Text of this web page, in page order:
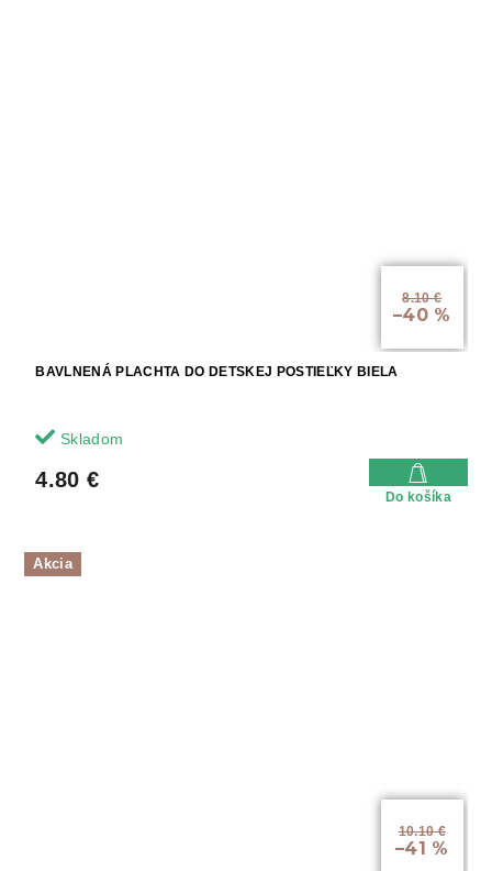
8.10 €
–40 %
BAVLNENÁ PLACHTA DO DETSKEJ POSTIEĽKY BIELA
Skladom
4.80 €
Do košíka
Akcia
10.10 €
–41 %